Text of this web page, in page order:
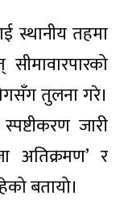
स्थानीय तहमा
तुलना गरे।
जारी
अतिक्रमण’ र
बतायो।